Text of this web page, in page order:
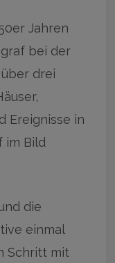
Jahren
bei der
drei
Ereignisse in
im Bild
die
einmal
Schritt mit